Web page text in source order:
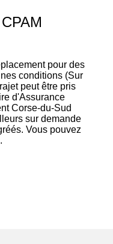
pour des
conditions (Sur
peut être pris
d'Assurance
Corse-du-Sud
sur demande
Vous pouvez